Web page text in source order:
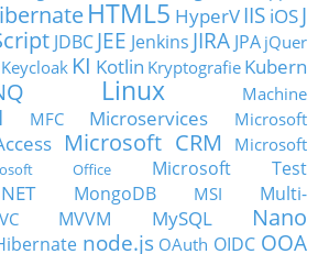
HTML5 HyperVIIS iOSJ
JDBC JEE Jenkins JIRA JPA jQuer
Keycloak KI Kotlin Kryptografie Kubern
Linux
Machine
MFC Microservices
Microsoft
Microsoft CRM
Microsoft
Office
Microsoft Test
MongoDB MSI
Multi-
MVVM MySQL
Nano
node.js OAuth OIDC OOA